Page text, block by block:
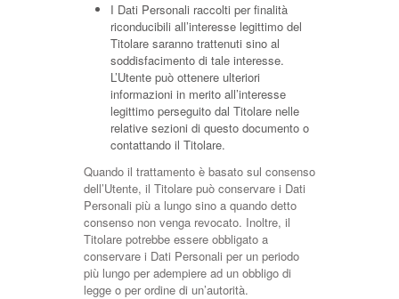
I Dati Personali raccolti per finalità
riconducibili all’interesse legittimo del
Titolare saranno trattenuti sino al
soddisfacimento di tale interesse.
L’Utente può ottenere ulteriori
informazioni in merito all’interesse
legittimo perseguito dal Titolare nelle
relative sezioni di questo documento o
contattando il Titolare.
Quando il trattamento è basato sul consenso
dell’Utente, il Titolare può conservare i Dati
Personali più a lungo sino a quando detto
consenso non venga revocato. Inoltre, il
Titolare potrebbe essere obbligato a
conservare i Dati Personali per un periodo
più lungo per adempiere ad un obbligo di
legge o per ordine di un’autorità.